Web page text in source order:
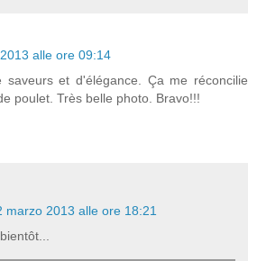
alle ore 09:14
saveurs et d'élégance. Ça me réconcilie
poulet. Très belle photo. Bravo!!!
marzo 2013 alle ore 18:21